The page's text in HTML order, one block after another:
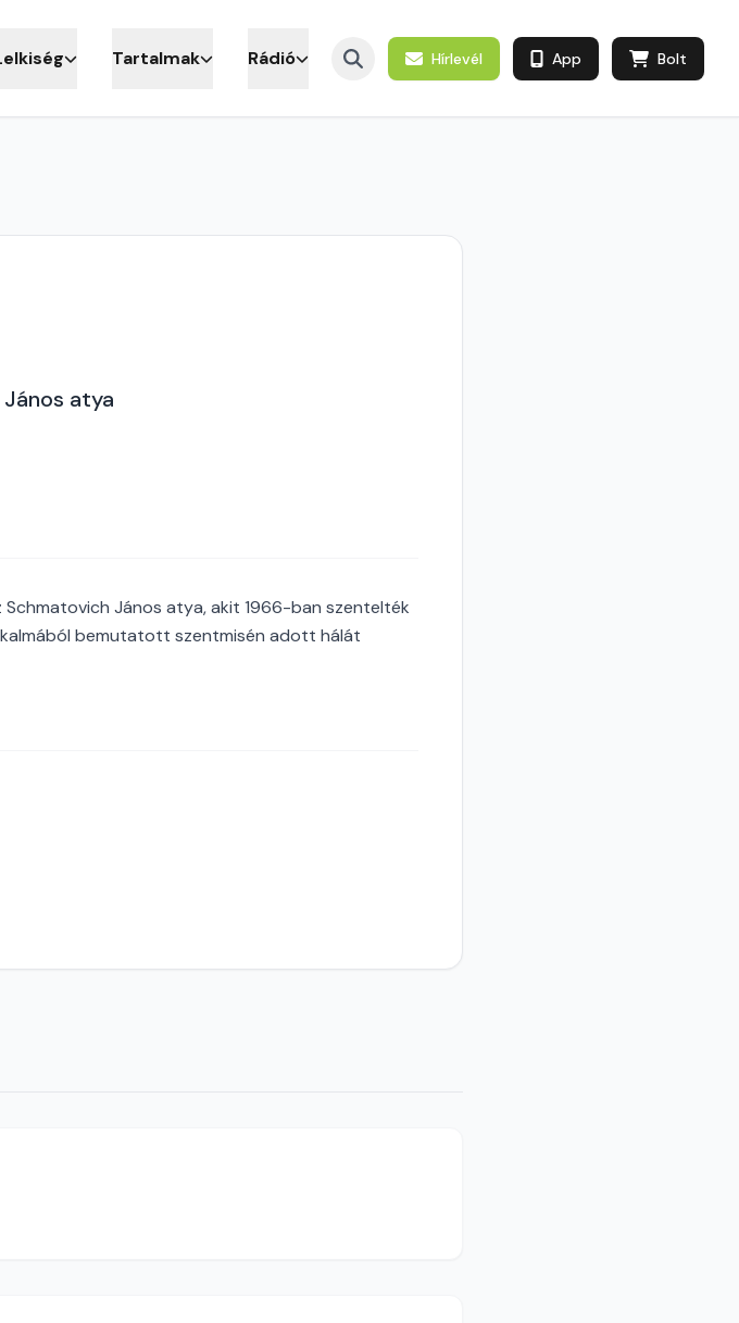
Tartalmak Rádió Hírlevél App Bolt
atya
János atya, akit 1966-ban szentelték
bemutatott szentmisén adott hálát